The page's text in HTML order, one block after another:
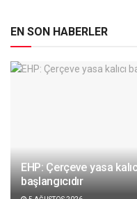
EN SON HABERLER
EHP: Çerçeve yasa
başlangıcıdır